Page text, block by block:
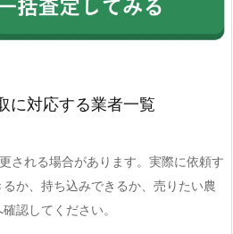
に対応する業者一覧
される場合があります。実際に依頼す
か、持ち込みできるか、売りたい農
認してください。